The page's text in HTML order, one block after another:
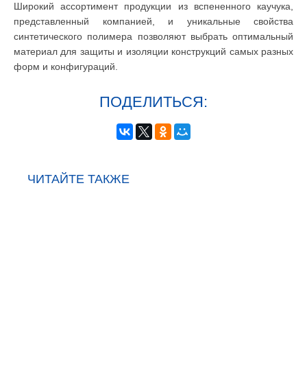
Широкий ассортимент продукции из вспененного каучука,
представленный компанией, и уникальные свойства
синтетического полимера позволяют выбрать оптимальный
материал для защиты и изоляции конструкций самых разных
форм и конфигураций.
ПОДЕЛИТЬСЯ:
ЧИТАЙТЕ ТАКЖЕ